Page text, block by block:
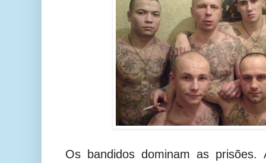
Os bandidos dominam as prisões.